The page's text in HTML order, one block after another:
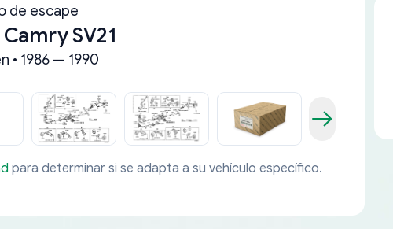
de escape
SV21
• 1986 — 1990
para determinar si se adapta a su vehículo específico.